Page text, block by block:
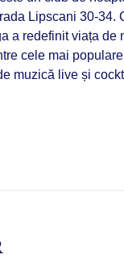
Lipscani 30-34.
a redefinit viața de
cele mai
muzică live și